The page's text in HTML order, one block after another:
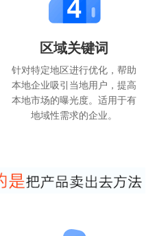
区域关键词
针对特定地区进行优化，帮助
本地企业吸引当地用户，提高
本地市场的曝光度。适用于有
地域性需求的企业。